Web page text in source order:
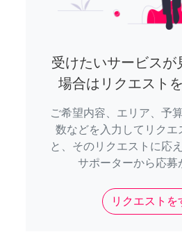
受けたいサービスが
場合はリクエスト
ご希望内容、エリア、予
数などを入力してリクエ
と、そのリクエストに応
サポーターから応募
リクエストを